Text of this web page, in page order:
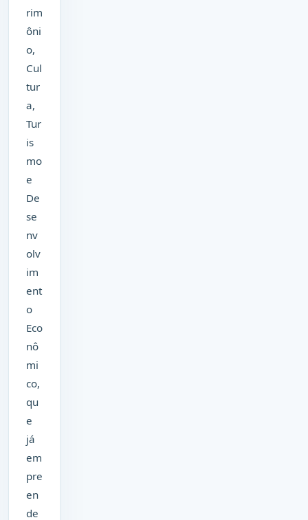
rim
ôni
o,
Cul
tur
a,
Tur
is
mo
e
De
se
nv
olv
im
ent
o
Eco
nô
mi
co,
qu
e
já
em
pre
en
de